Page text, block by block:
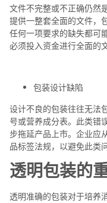
文件不完整或不正确仍然
提供一整套全面的文件，
任何一项要求的缺失都可
必须投入资金进行全面的
包装设计缺陷
设计不良的包装往往无法
号或营养成分表。此类错
步拖延产品上市。企业应
品标签法规，以避免此类
透明包装的
透明准确的包装对于培养